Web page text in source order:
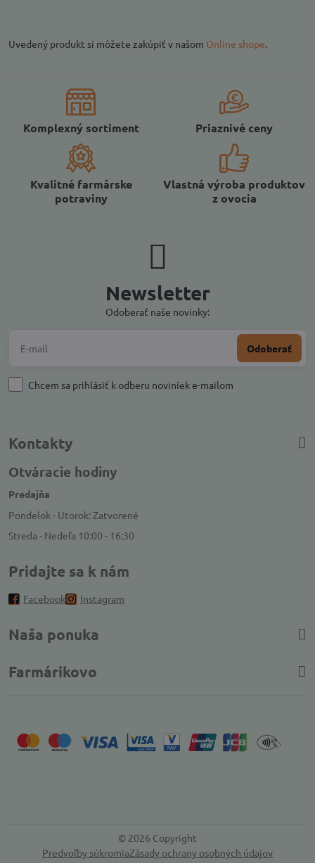
Uvedený produkt si môžete zakúpiť v našom Online shope.
Komplexný sortiment Priaznivé ceny
Kvalitné farmárske
potraviny
Vlastná výroba produktov
z ovocia
Newsletter
Odoberať naše novinky:
Odoberať
Chcem sa prihlásiť k odberu noviniek e-mailom
Kontakty
Otváracie hodiny
Predajňa
Pondelok - Utorok: Zatvorené
Streda - Nedeľa 10:00 - 16:30
Pridajte sa k nám
Facebook Instagram
Naša ponuka
Farmárikovo
© 2026 Copyright
Predvoľby súkromiaZásady ochrany osobných údajov